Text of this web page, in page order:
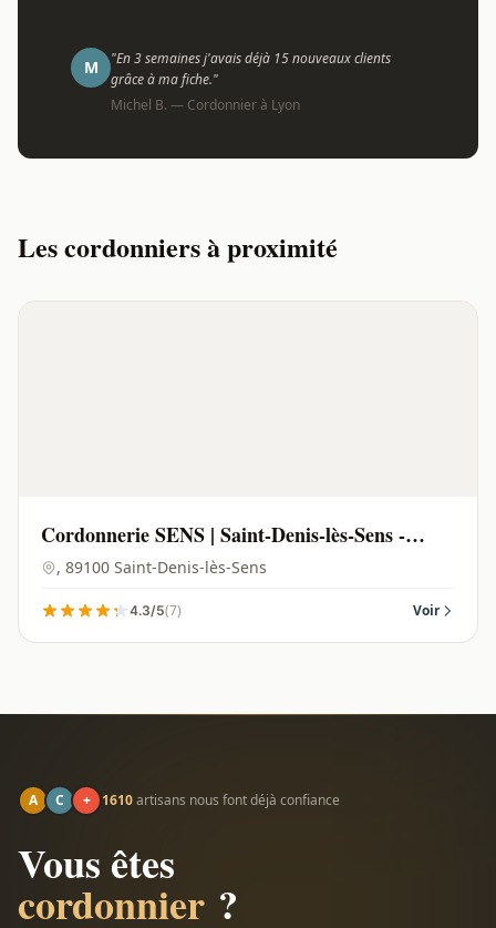
M
"En 3 semaines j'avais déjà 15 nouveaux clients
grâce à ma fiche."
Michel B. — Cordonnier à Lyon
Les cordonniers à proximité
Cordonnerie SENS | Saint-Denis-lès-Sens -
89100
, 89100 Saint-Denis-lès-Sens
4.3/5(7) Voir
A C + 1610artisans nous font déjà confiance
Vous êtes
cordonnier ?